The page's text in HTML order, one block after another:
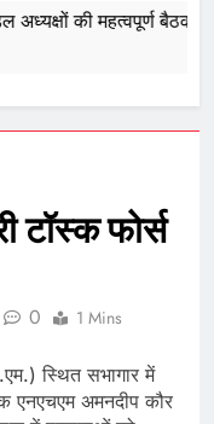
की महत्वपूर्ण बैठक
टॉस्क फोर्स
0 1 Mins
स्थित सभागार में
एनएचएम अमनदीप कौर